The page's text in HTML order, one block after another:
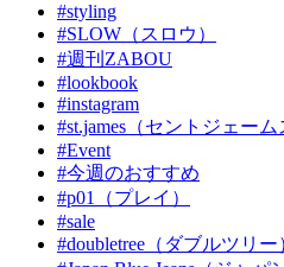
#styling
#SLOW（スロウ）
#週刊ZABOU
#lookbook
#instagram
#st.james（セントジェーム
#Event
#今週のおすすめ
#p01（プレイ）
#sale
#doubletree（ダブルツリー